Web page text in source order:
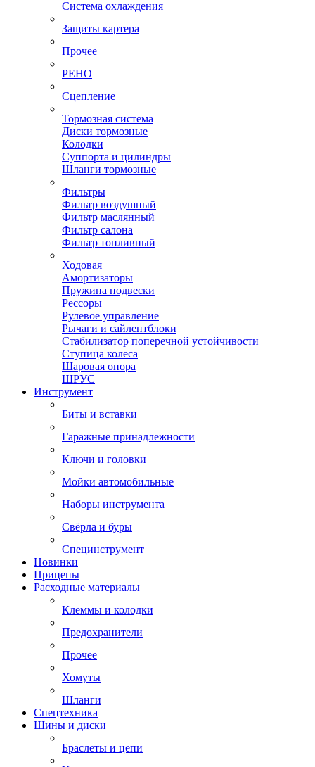
Система охлаждения
Защиты картера
Прочее
РЕНО
Сцепление
Тормозная система
Диски тормозные
Колодки
Суппорта и цилиндры
Шланги тормозные
Фильтры
Фильтр воздушный
Фильтр маслянный
Фильтр салона
Фильтр топливный
Ходовая
Амортизаторы
Пружина подвески
Рессоры
Рулевое управление
Рычаги и сайлентблоки
Стабилизатор поперечной устойчивости
Ступица колеса
Шаровая опора
ШРУС
Инструмент
Биты и вставки
Гаражные принадлежности
Ключи и головки
Мойки автомобильные
Наборы инструмента
Свёрла и буры
Специнструмент
Новинки
Прицепы
Расходные материалы
Клеммы и колодки
Предохранители
Прочее
Хомуты
Шланги
Спецтехника
Шины и диски
Браслеты и цепи